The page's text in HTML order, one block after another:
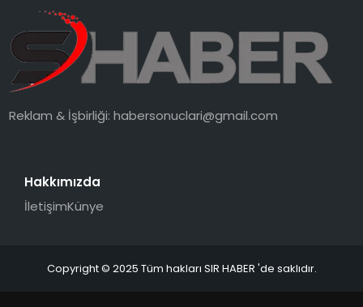
Reklam & İşbirliği:habersonuclari@gmail.com
Hakkımızda
İletişimKünye
Copyright © 2025 Tüm hakları SIR HABER 'de saklıdır.